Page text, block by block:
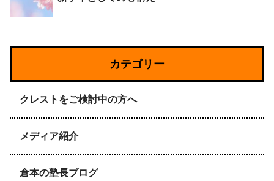
カテゴリー
クレストをご検討中の方へ
メディア紹介
倉本の塾長ブログ